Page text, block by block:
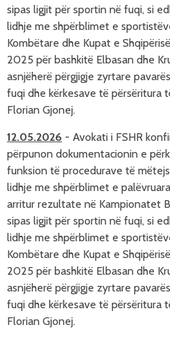
sipas ligjit për sportin në fuqi, si
lidhje me shpërblimet e
Kombëtare dhe Kupat e
2025 për bashkitë Elbasan dhe
asnjëherë përgjigje zyrtare
fuqi dhe kërkesave të përsëritura
Florian Gjonej.
12.05.2026 - Avokati i FSHR
përpunon dokumentacionin e
funksion të procedurave të
lidhje me shpërblimet e
arritur rezultate në Kampionatet
sipas ligjit për sportin në fuqi, si
lidhje me shpërblimet e
Kombëtare dhe Kupat e
2025 për bashkitë Elbasan dhe
asnjëherë përgjigje zyrtare
fuqi dhe kërkesave të përsëritura
Florian Gjonej.